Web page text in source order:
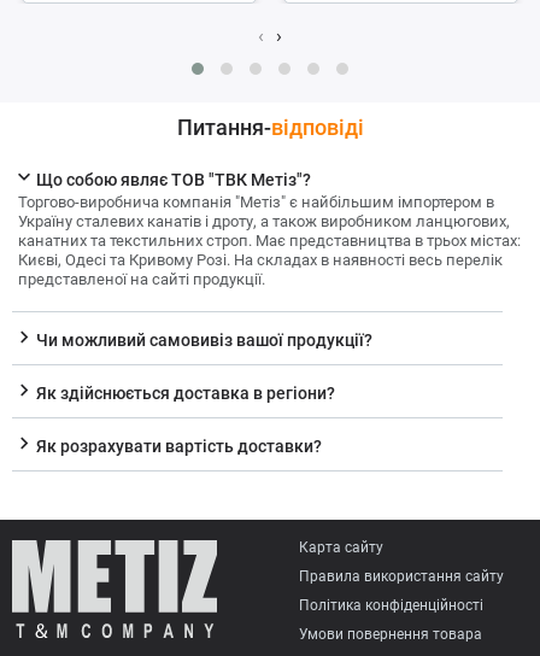
‹ ›
Питання-відповіді
Що собою являє ТОВ "ТВК Метіз"?
Торгово-виробнича компанія "Метіз" є найбільшим імпортером в
Україну сталевих канатів і дроту, а також виробником ланцюгових,
канатних та текстильних строп. Має представництва в трьох містах:
Києві, Одесі та Кривому Розі. На складах в наявності весь перелік
представленої на сайті продукції.
Чи можливий самовивіз вашої продукції?
Як здійснюється доставка в регіони?
Як розрахувати вартість доставки?
Карта сайту
Правила використання сайту
Політика конфіденційності
Умови повернення товарa